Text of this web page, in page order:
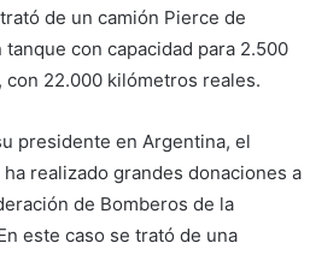
de un camión Pierce de
con capacidad para 2.500
22.000 kilómetros reales.
presidente en Argentina, el
realizado grandes donaciones a
de Bomberos de la
este caso se trató de una